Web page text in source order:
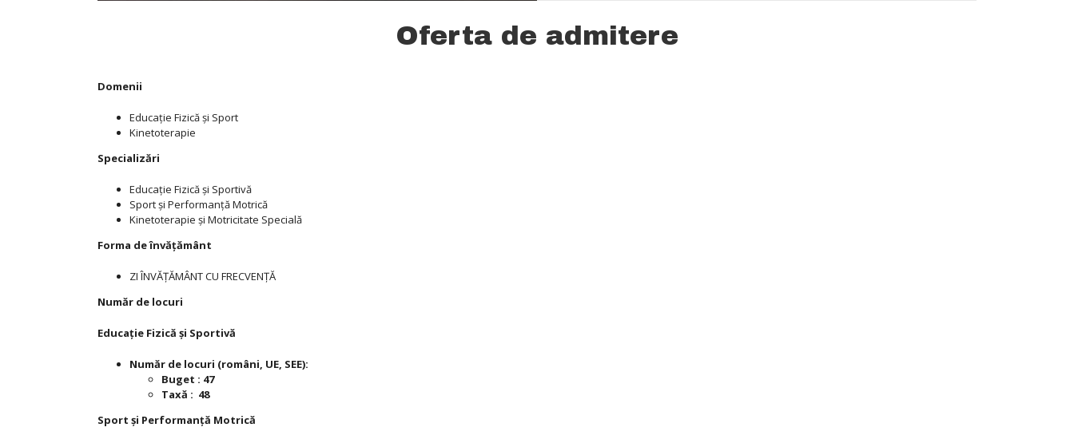
Oferta de admitere
Domenii
Educație Fizică și Sport
Kinetoterapie
Specializări
Educație Fizică și Sportivă
Sport și Performanță Motrică
Kinetoterapie și Motricitate Specială
Forma de învățământ
ZI ÎNVĂŢĂMÂNT CU FRECVENŢĂ
Număr de locuri
Educaţie Fizică şi Sportivă
Număr de locuri (români, UE, SEE):
Buget : 47
Taxă : 48
Sport şi Performanţă Motrică